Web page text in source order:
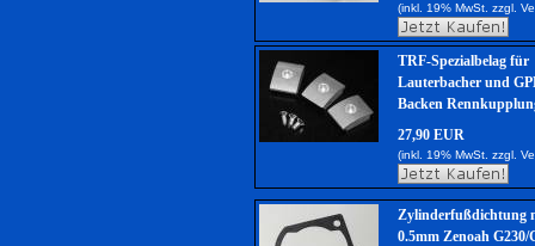
(inkl. 19% MwSt. zzgl.
TRF-Spezialbelag für
Lauterbacher und
Backen
27,90 EUR
(inkl. 19% MwSt. zzgl.
Zylinderfußdichtung
0.5mm Zenoah G230/